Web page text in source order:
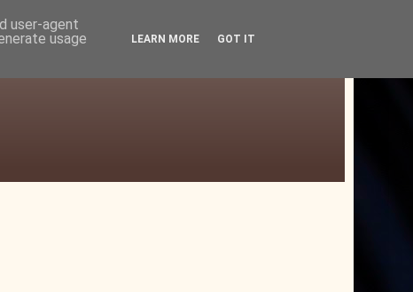
user-agent
usage
LEARN MORE GOT IT